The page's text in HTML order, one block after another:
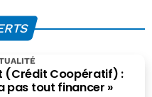
entreprises
françaises
peuvent garder la
main ?
(Crédit Coopératif) :
pas tout financer »